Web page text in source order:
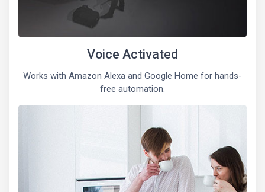
Voice Activated
Works with Amazon Alexa and Google Home for hands-
free automation.